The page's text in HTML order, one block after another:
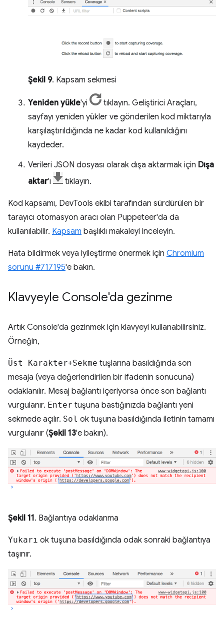
Şekil 9. Kapsam sekmesi
Yeniden yükle'yi
tıklayın. Geliştirici Araçları,
sayfayı yeniden yükler ve gönderilen kod miktarıyla
karşılaştırıldığında ne kadar kod kullanıldığını
kaydeder.
Verileri JSON dosyası olarak dışa aktarmak için Dışa
aktar'ı tıklayın.
Kod kapsamı, DevTools ekibi tarafından sürdürülen bir
tarayıcı otomasyon aracı olan Puppeteer'da da
kullanılabilir. Kapsam başlıklı makaleyi inceleyin.
Hata bildirmek veya iyileştirme önermek için Chromium
sorunu #717195'e bakın.
Klavyeyle Console'da gezinme
Artık Console'da gezinmek için klavyeyi kullanabilirsiniz.
Örneğin,
Üst Karakter+Sekme tuşlarına basıldığında son
mesaja (veya değerlendirilen bir ifadenin sonucuna)
odaklanılır. Mesaj bağlantı içeriyorsa önce son bağlantı
vurgulanır. Enter tuşuna bastığınızda bağlantı yeni
sekmede açılır. Sol ok tuşuna basıldığında iletinin tamamı
vurgulanır (Şekil 13'e bakın).
Şekil 11. Bağlantıya odaklanma
Yukarı ok tuşuna basıldığında odak sonraki bağlantıya
taşınır.